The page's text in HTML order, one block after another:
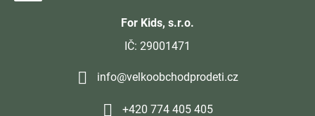
For Kids, s.r.o.
IČ: 29001471
info@velkoobchodprodeti.cz
+420 774 405 405